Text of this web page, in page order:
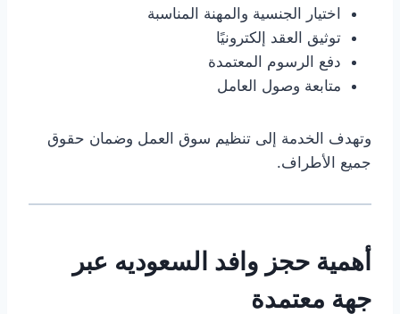
اختيار الجنسية والمهنة المناسبة
توثيق العقد إلكترونيًا
دفع الرسوم المعتمدة
متابعة وصول العامل
وتهدف الخدمة إلى تنظيم سوق العمل وضمان حقوق
جميع الأطراف.
أهمية حجز وافد السعوديه عبر
جهة معتمدة